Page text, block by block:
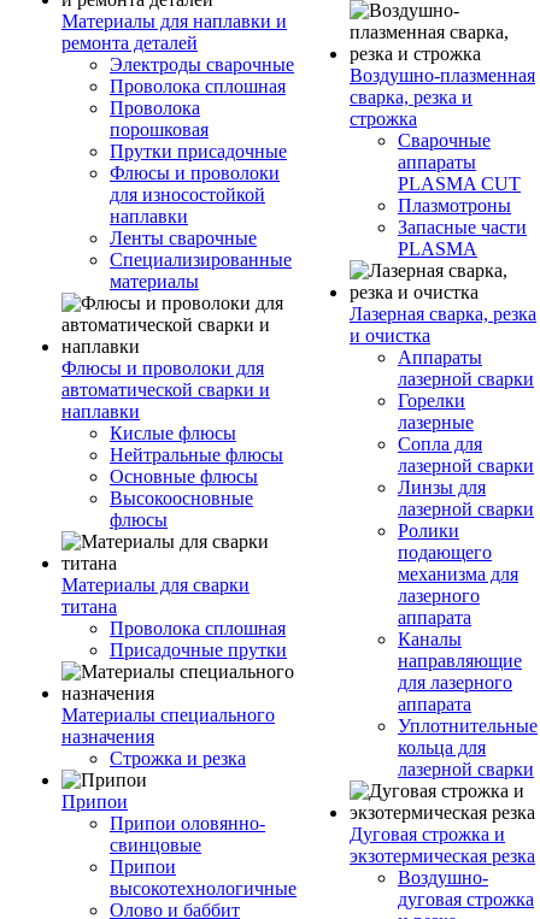
Материалы для наплавки и
ремонта деталей
Электроды сварочные
Проволока сплошная
Проволока
порошковая
Прутки присадочные
Флюсы и проволоки
для износостойкой
наплавки
Ленты сварочные
Специализированные
материалы
Флюсы и проволоки для
автоматической сварки и
наплавки
Кислые флюсы
Нейтральные флюсы
Основные флюсы
Высокоосновные
флюсы
Материалы для сварки
титана
Проволока сплошная
Присадочные прутки
Материалы специального
назначения
Строжка и резка
Припои
Припои оловянно-
свинцовые
Припои
высокотехнологичные
Олово и баббит
Воздушно-плазменная
сварка, резка и
строжка
Сварочные
аппараты
PLASMA CUT
Плазмотроны
Запасные части
PLASMA
Лазерная сварка, резка
и очистка
Аппараты
лазерной сварки
Горелки
лазерные
Сопла для
лазерной сварки
Линзы для
лазерной сварки
Ролики
подающего
механизма для
лазерного
аппарата
Каналы
направляющие
для лазерного
аппарата
Уплотнительные
кольца для
лазерной сварки
Дуговая строжка и
экзотермическая резка
Воздушно-
дуговая строжка